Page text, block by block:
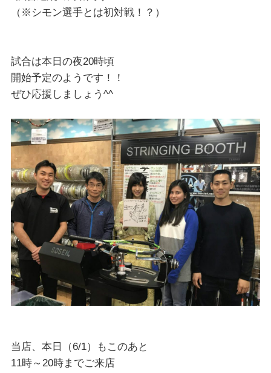
（※シモン選手とは初対戦！？）
試合は本日の夜20時頃
開始予定のようです！！
ぜひ応援しましょう^^
当店、本日（6/1）もこのあと
11時～20時までご来店